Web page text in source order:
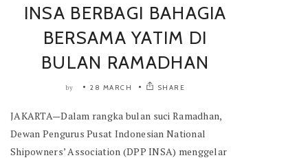
INSA BERBAGI BAHAGIA
BERSAMA YATIM DI
BULAN RAMADHAN
by 28 MARCH SHARE
JAKARTA—Dalam rangka bulan suci Ramadhan,
Dewan Pengurus Pusat Indonesian National
Shipowners’ Association (DPP INSA) menggelar